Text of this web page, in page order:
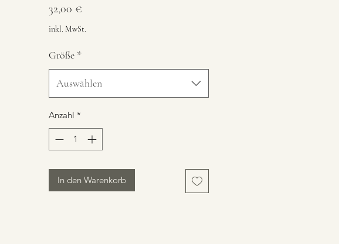
32,00 €Preis
inkl. MwSt.
Größe *
Auswählen
Anzahl *
In den Warenkorb